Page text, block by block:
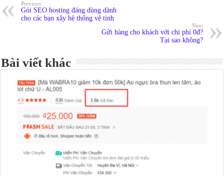
Previous
Gói SEO hosting đáng dùng dành
cho các bạn xây hệ thống vệ tinh
Next
Gửi hàng cho khách với chi phí 0đ?
Tại sao không?
Bài viết khác